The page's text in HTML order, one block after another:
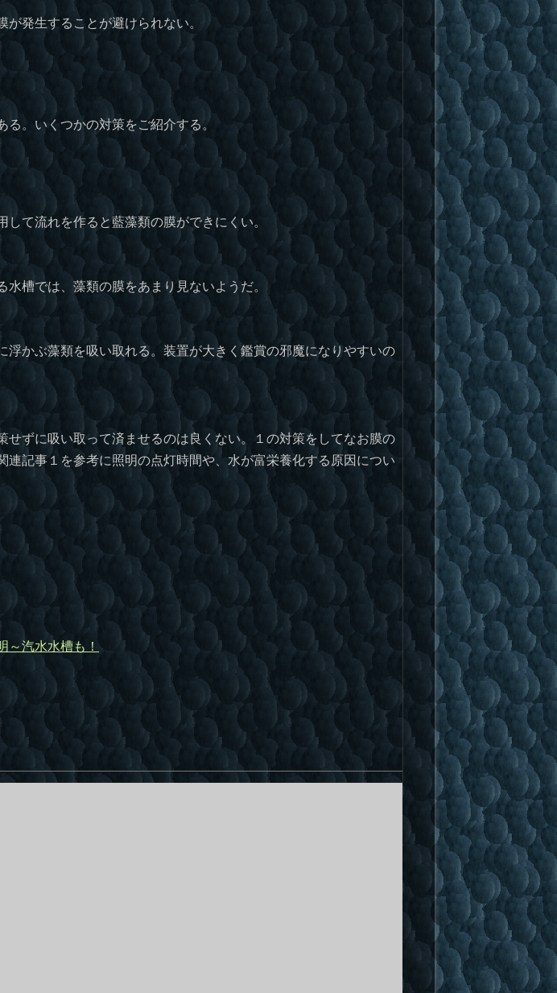
発生することが避けられない。
。いくつかの対策をご紹介する。
て流れを作ると藍藻類の膜ができにくい。
槽では、藻類の膜をあまり見ないようだ。
かぶ藻類を吸い取れる。装置が大きく鑑賞の邪魔になりやすいの
ずに吸い取って済ませるのは良くない。１の対策をしてなお膜の
記事１を参考に照明の点灯時間や、水が富栄養化する原因につい
～汽水水槽も！